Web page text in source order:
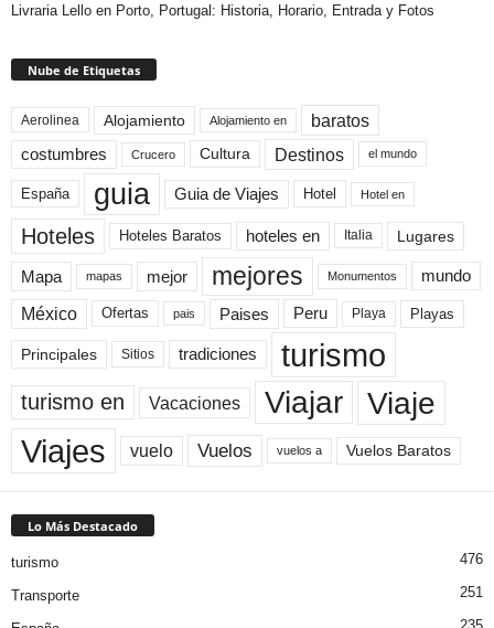
Livraria Lello en Porto, Portugal: Historia, Horario, Entrada y Fotos
Nube de Etiquetas
Aerolinea Alojamiento Alojamiento en baratos
costumbres Crucero Cultura Destinos el mundo
España guia Guia de Viajes Hotel Hotel en
Hoteles Hoteles Baratos hoteles en Italia Lugares
Mapa mapas mejor mejores Monumentos mundo
México Ofertas pais Paises Peru Playa Playas
Principales Sitios tradiciones turismo
turismo en Vacaciones Viajar Viaje
Viajes vuelo Vuelos vuelos a Vuelos Baratos
Lo Más Destacado
turismo 476
Transporte 251